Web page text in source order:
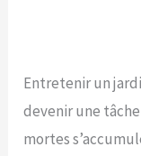
Entretenir un
devenir une
mortes